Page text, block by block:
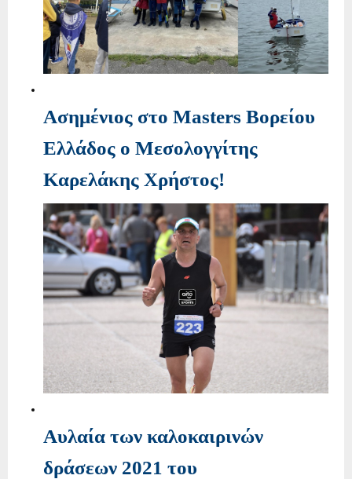
Ασημένιος στο Masters Βορείου
Ελλάδος ο Μεσολογγίτης
Καρελάκης Χρήστος!
Αυλαία των καλοκαιρινών
δράσεων 2021 του